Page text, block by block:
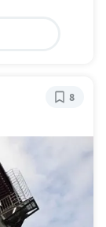
8